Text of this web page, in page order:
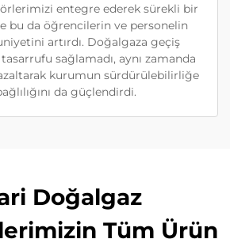
entegre ederek sürekli bir
bu da öğrencilerin ve personelin
artırdı. Doğalgaza geçiş
sağlamadı, aynı zamanda
kurumun sürdürülebilirliğe
da güçlendirdi.
Doğalgaz
Tüm Ürün